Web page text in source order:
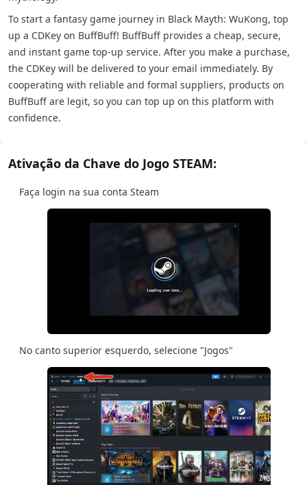
To start a fantasy game journey in Black Mayth: WuKong, top
up a CDKey on BuffBuff! BuffBuff provides a cheap, secure,
and instant game top-up service. After you make a purchase,
the CDKey will be delivered to your email immediately. By
cooperating with reliable and formal suppliers, products on
BuffBuff are legit, so you can top up on this platform with
confidence.
Ativação da Chave do Jogo STEAM:
Faça login na sua conta Steam
No canto superior esquerdo, selecione "Jogos"